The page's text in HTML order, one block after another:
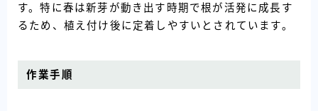
す。特に春は新芽が動き出す時期で根が活発に成長す
るため、植え付け後に定着しやすいとされています。
作業手順